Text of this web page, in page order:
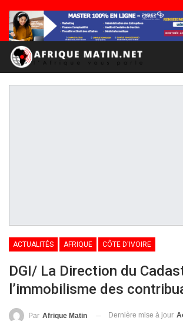
ACTUALITÉS AFRIQUE CÔTE D'IVOIRE
DGI/ La Direction du
l’immobilisme des
Par Afrique Matin Dernière mise à jour